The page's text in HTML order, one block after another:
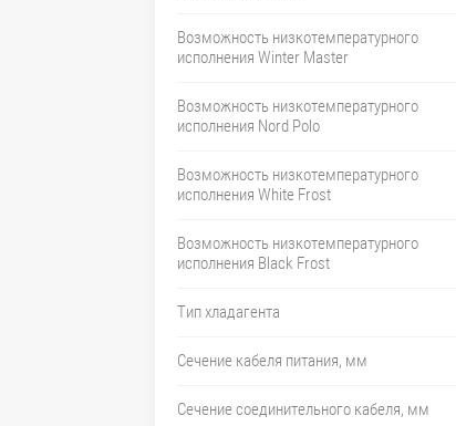
Возможность низкотемпературного
исполнения Winter Master
Возможность низкотемпературного
исполнения Nord Polo
Возможность низкотемпературного
исполнения White Frost
Возможность низкотемпературного
исполнения Black Frost
Тип хладагента
Сечение кабеля питания, мм
Сечение соединительного кабеля, мм